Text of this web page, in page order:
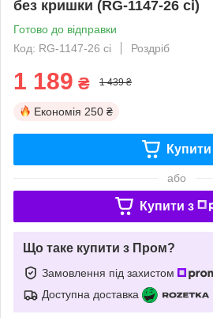
без кришки (RG-1147-26 ci)
Готово до відправки
Код: RG-1147-26 ci
Роздріб
1 189 ₴ 1 439 ₴
Економія 250 ₴
Купити
або
Купити з
Що таке купити з Пром?
Замовлення під захистом
Доступна доставка